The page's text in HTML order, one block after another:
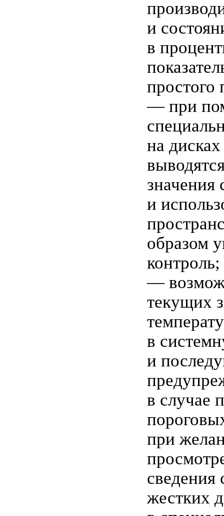
и
в
простого
— при
на
значения
и
образом
контроль;
—
текущих
в
и
в случае
при
сведения
жестких